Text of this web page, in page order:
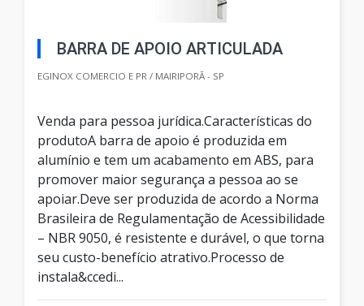
BARRA DE APOIO ARTICULADA
EGINOX COMERCIO E PR / MAIRIPORÃ - SP
Venda para pessoa jurídica.Características do
produtoA barra de apoio é produzida em
alumínio e tem um acabamento em ABS, para
promover maior segurança a pessoa ao se
apoiar.Deve ser produzida de acordo a Norma
Brasileira de Regulamentação de Acessibilidade
– NBR 9050, é resistente e durável, o que torna
seu custo-benefício atrativo.Processo de
instala&ccedi...